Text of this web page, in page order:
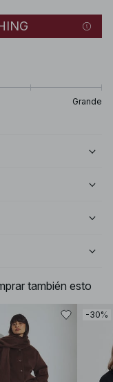
Grande
también esto
-30%